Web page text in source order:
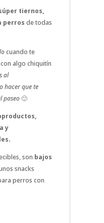
tiernos,
perrosde todas
cuando te
algo chiquitín
al
o hacer que te
paseo🙂
y
son bajos
snacks
perros con